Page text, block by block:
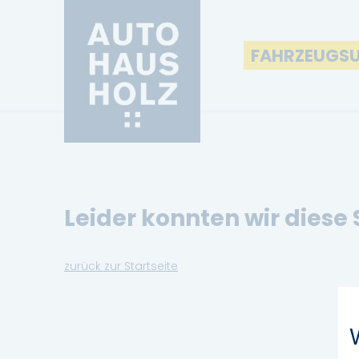
Leider konnten wir diese
zurück zur Startseite